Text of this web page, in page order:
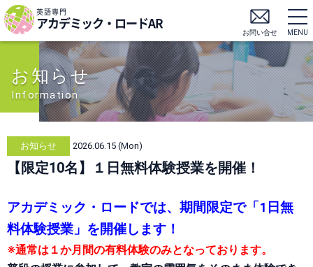
英語専門
アカデミック・ロードAR
お問い合せ MENU
お知らせ
Information
お知らせ 2026.06.15 (Mon)
【限定10名】１日無料体験授業を開催！
アカデミック・ロードでは、期間限定で「1日無
料体験授業」を開催します！
※通常は１か月間の有料体験のみとなっております。